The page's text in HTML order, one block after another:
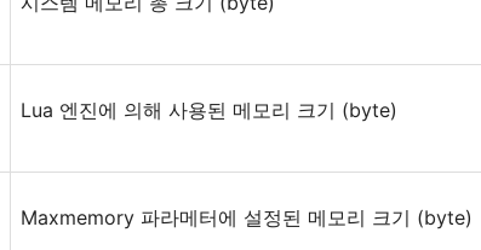
Lua 엔진에 의해 사용된 메모리 크기 (byte)
Maxmemory 파라메터에 설정된 메모리 크기 (byte)